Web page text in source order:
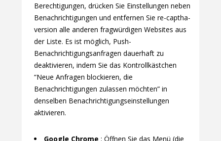
Berechtigungen, drücken Sie Einstellungen neben
Benachrichtigungen und entfernen Sie re-captha-
version alle anderen fragwürdigen Websites aus
der Liste. Es ist möglich, Push-
Benachrichtigungsanfragen dauerhaft zu
deaktivieren, indem Sie das Kontrollkästchen
“Neue Anfragen blockieren, die
Benachrichtigungen zulassen möchten” in
denselben Benachrichtigungseinstellungen
aktivieren.
Google Chrome : Öffnen Sie das Menü (die